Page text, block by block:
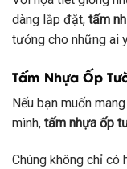
dàng lắp đặt, tấm
tưởng cho những ai
Tấm Nhựa Ốp
Nếu bạn muốn
mình, tấm nhựa ốp
Chúng không chỉ có